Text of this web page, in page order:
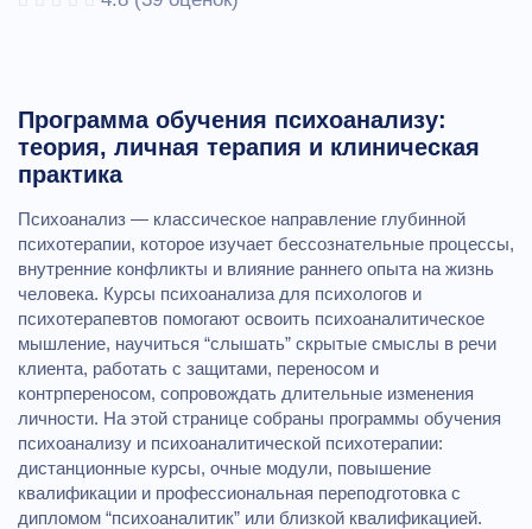
Программа обучения психоанализу:
теория, личная терапия и клиническая
практика
Психоанализ — классическое направление глубинной
психотерапии, которое изучает бессознательные процессы,
внутренние конфликты и влияние раннего опыта на жизнь
человека. Курсы психоанализа для психологов и
психотерапевтов помогают освоить психоаналитическое
мышление, научиться “слышать” скрытые смыслы в речи
клиента, работать с защитами, переносом и
контрпереносом, сопровождать длительные изменения
личности. На этой странице собраны программы обучения
психоанализу и психоаналитической психотерапии:
дистанционные курсы, очные модули, повышение
квалификации и профессиональная переподготовка с
дипломом “психоаналитик” или близкой квалификацией.